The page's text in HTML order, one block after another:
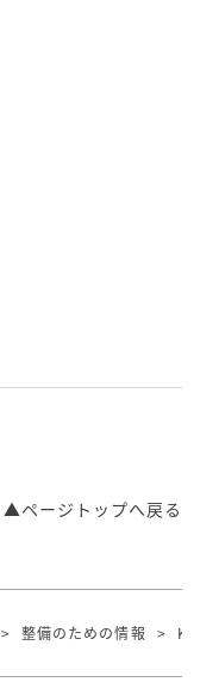
▲ページトップへ戻る
> 整備のための情報 >